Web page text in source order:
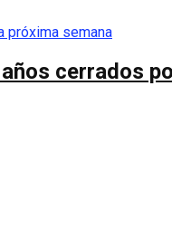
cerrados